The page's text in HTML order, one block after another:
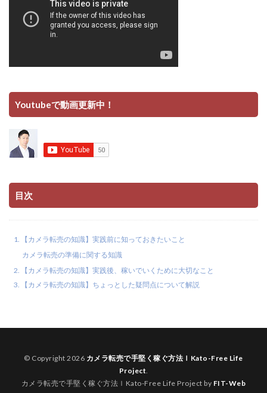
Youtubeで動画更新中！
目次
【カメラ転売の知識】実践前に知っておきたいこと
カメラ転売の準備に関する知識
【カメラ転売の知識】実践後、稼いでいくために大切なこと
【カメラ転売の知識】ちょっとした疑問点について解説
© Copyright 2026 カメラ転売で手堅く稼ぐ方法ｌKato-Free Life
Project.
カメラ転売で手堅く稼ぐ方法ｌKato-Free Life Project by FIT-Web